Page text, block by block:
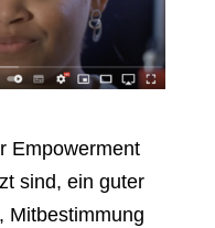
Empowerment
sind, ein guter
Mitbestimmung